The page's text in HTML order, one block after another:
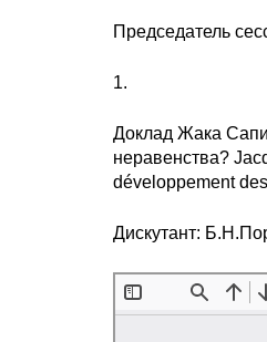
Председатель
1.
Доклад Жака
неравенства?
développement
Дискутант: